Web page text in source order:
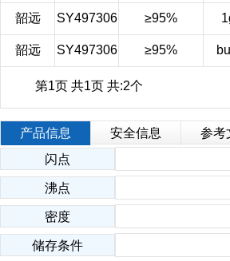
韶远 SY497306 ≥95%
韶远 SY497306 ≥95%
第1页 共1页 共:2个
产品信息 安全信息
参考
闪点
沸点
密度
储存条件